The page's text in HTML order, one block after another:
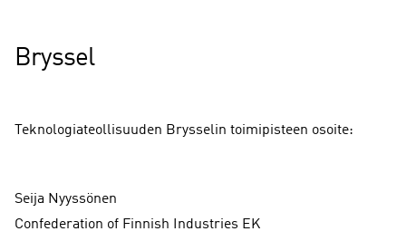
Bryssel
Teknologiateollisuuden Brysselin toimipisteen osoite:
Seija Nyyssönen
Confederation of Finnish Industries EK